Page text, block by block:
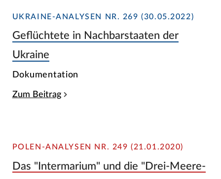
UKRAINE-ANALYSEN NR. 269 (30.05.2022)
Geflüchtete in Nachbarstaaten der
Ukraine
Dokumentation
Zum Beitrag
POLEN-ANALYSEN NR. 249 (21.01.2020)
Das "Intermarium" und die "Drei-Meere-